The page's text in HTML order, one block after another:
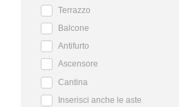
Terrazzo
Balcone
Antifurto
Ascensore
Cantina
Inserisci anche le aste